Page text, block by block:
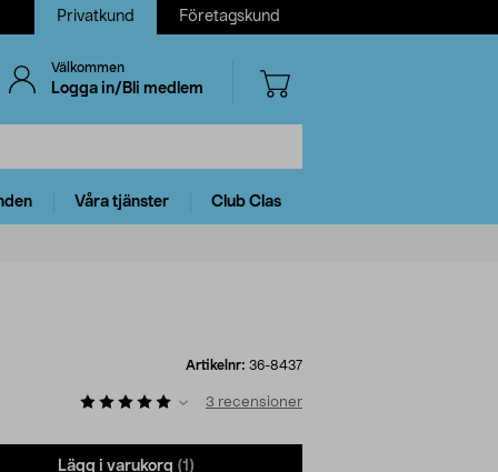
Privatkund Företagskund
Välkommen
Logga in/Bli medlem
Våra tjänster Club Clas
Artikelnr: 36-8437
3 recensioner
Lägg i varukorg (1)